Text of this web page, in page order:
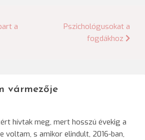
a
Pszichológusokat a
fogdákhoz
vármezője
hívtak meg, mert hosszú évekig a
s amikor elindult, 2016-ban,